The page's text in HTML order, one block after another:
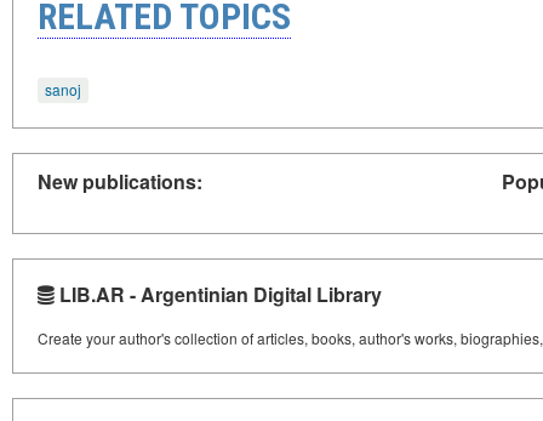
RELATED TOPICS
sanoj
New publications:
LIB.AR - Argentinian Digital Library
Create your author's collection of articles, books, author's works,